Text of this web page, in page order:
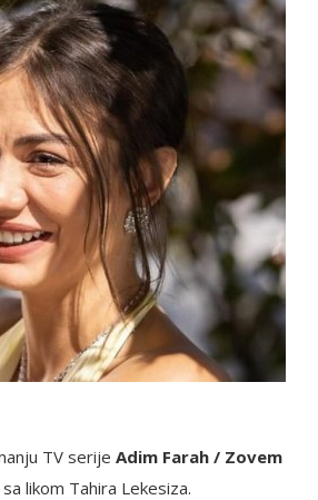
TV serije Adim Farah / Zovem
likom Tahira Lekesiza.